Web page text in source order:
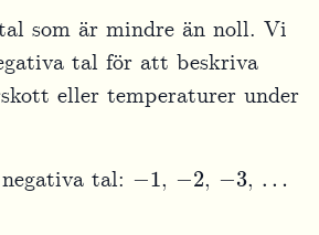
som är mindre än noll. Vi
tal för att beskriva
eller temperaturer under
tal:
1 , 2 , 3 ,